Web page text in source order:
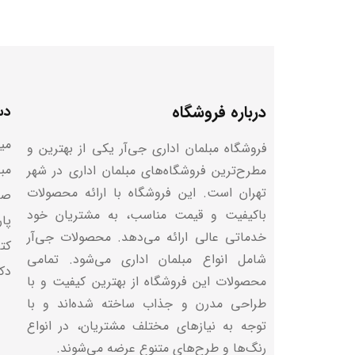
درباره فروشگاه
فروشگاه مبلمان اداری جی‌آر یکی از بهترین و
مطرح‌ترین فروشگاه‌های مبلمان اداری در شهر
تهران است. این فروشگاه با ارائه محصولات
باکیفیت و قیمت مناسب، به مشتریان خود
خدماتی عالی ارائه می‌دهد. محصولات جی‌آر
شامل انواع مبلمان اداری می‌شود. تمامی
محصولات این فروشگاه از بهترین کیفیت و با
طراحی مدرن و جذاب ساخته شده‌اند و با
توجه به نیازهای مختلف مشتریان، در انواع
رنگ‌ها و طرح‌های متنوع عرضه می‌شوند.